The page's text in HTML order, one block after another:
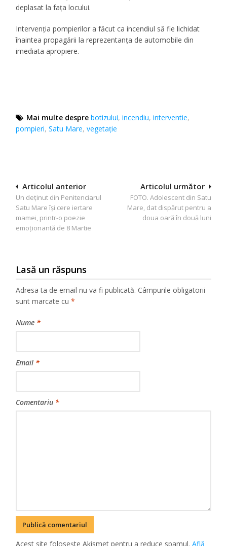
deplasat la fața locului.
Intervenția pompierilor a făcut ca incendiul să fie lichidat
înaintea propagării la reprezentanța de automobile din
imediata apropiere.
Mai multe despre botizului,incendiu,interventie,
pompieri,Satu Mare,vegetație
Navigare
în
articole
Articolul următor
FOTO. Adolescent din Satu
Mare, dat dispărut pentru a
doua oară în două luni
Articolul anterior
Un deținut din Penitenciarul
Satu Mare își cere iertare
mamei, printr-o poezie
emoționantă de 8 Martie
Lasă un răspuns
Adresa ta de email nu va fi publicată. Câmpurile obligatorii
sunt marcate cu*
Nume *
Email *
Comentariu *
Acest site folosește Akismet pentru a reduce spamul.Află